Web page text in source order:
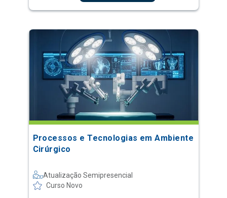
Processos e Tecnologias em Ambiente
Cirúrgico
Atualização Semipresencial
Curso Novo